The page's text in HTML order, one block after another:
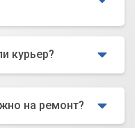
курьер?
на ремонт?